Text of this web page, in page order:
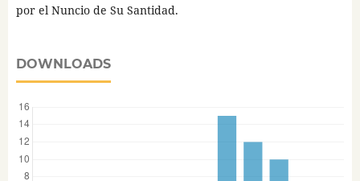
por el Nuncio de Su Santidad.
DOWNLOADS